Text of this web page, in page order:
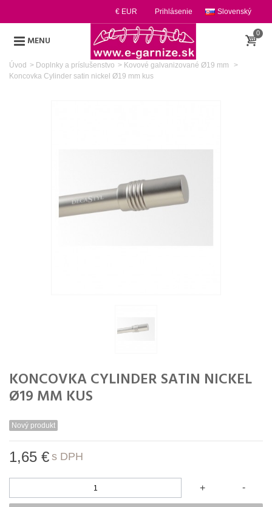
Slovenský
Prihlásenie
€ EUR
MENU
0
Úvod > Doplnky a príslušenstvo > Kovové galvanizované Ø19 mm
>
Koncovka Cylinder satin nickel Ø19 mm kus
KONCOVKA CYLINDER SATIN NICKEL
Ø19 MM KUS
Nový produkt
1,65 € s DPH
-
+